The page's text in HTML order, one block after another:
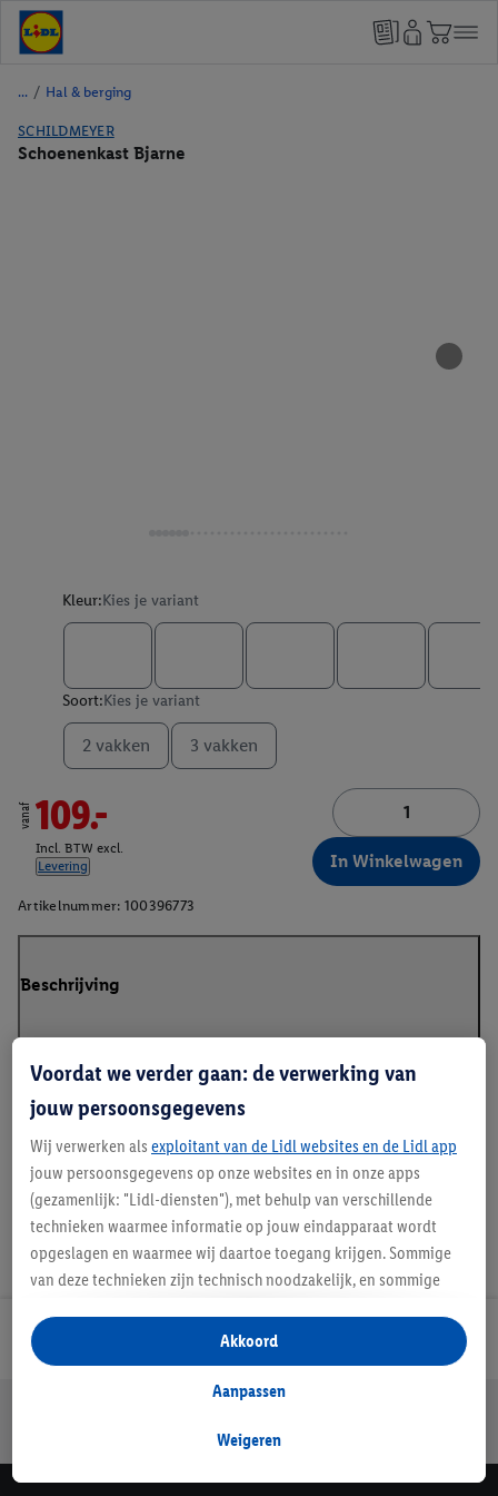
/ Hal & berging
SCHILDMEYER
Schoenenkast Bjarne
Kleur:Kies je variant
Soort:Kies je variant
2 vakken 3 vakken
vanaf 109.-
Incl. BTW excl.
Levering
In Winkelwagen
Artikelnummer: 100396773
Beschrijving
Handleidingen en downloads
Lidl Nieuwsbrief
Jouw voordelen bij ons als Lidl webshop klant
Veilig winkelen
Voordat we verder gaan: de verwerking van
jouw persoonsgegevens
Wij verwerken als exploitant van de Lidl websites en de Lidl app
jouw persoonsgegevens op onze websites en in onze apps
(gezamenlijk: "Lidl-diensten"), met behulp van verschillende
technieken waarmee informatie op jouw eindapparaat wordt
opgeslagen en waarmee wij daartoe toegang krijgen. Sommige
van deze technieken zijn technisch noodzakelijk, en sommige
opslaan van voorkeursinstellingen, het verzamelen en
analyseren van statistieken of voor het tonen van
gepersonaliseerde reclame binnen en buiten de Lidl-diensten.
gegevens over jouw aankoopgedrag in de winkel ook voor de
Weigeren
Aanpassen
Akkoord